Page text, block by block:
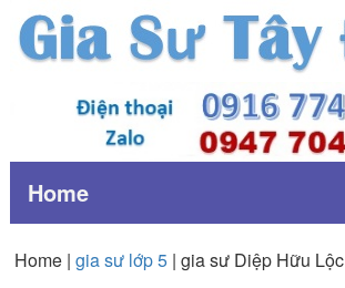
Home
Home | gia sư lớp 5| gia sư Diệp Hữu Lộc